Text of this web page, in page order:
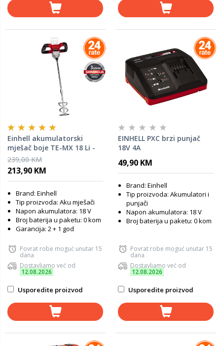
Einhell akumulatorski
mješač boje TE-MX 18 Li -
SOLO
239,00 KM
213,90 KM
Brand: Einhell
Tip proizvoda: Aku mješači
Napon akumulatora: 18 V
Broj baterija u paketu: 0 kom
Garancija: 2 + 1 god
Povrat robe moguć unutar 15
dana
Dostavljamo već od
12.08.2026
Usporedite proizvod
EINHELL PXC brzi punjač
18V 4A
49,90 KM
Brand: Einhell
Tip proizvoda: Akumulatori i
punjači
Napon akumulatora: 18 V
Broj baterija u paketu: 0 kom
Povrat robe moguć unutar 15
dana
Dostavljamo već od
12.08.2026
Usporedite proizvod